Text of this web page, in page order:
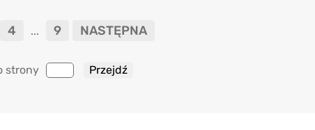
4 ... 9 NASTĘPNA
strony